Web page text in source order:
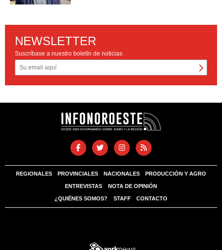
NEWSLETTER
Suscríbase a nuestro boletín de noticias
REGIONALES PROVINCIALES NACIONALES PRODUCCIÓN Y AGRO
ENTREVISTAS NOTA DE OPINIÓN
¿QUIÉNES SOMOS? STAFF CONTACTO